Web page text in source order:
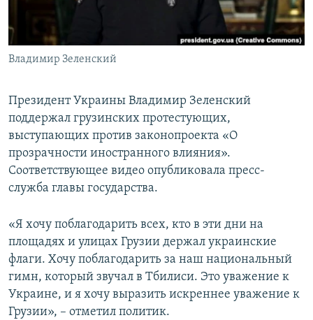
КРЫМ.НЕПОКОРЕННЫЙ
ELIFBE
Все сайты RFE/RL
Владимир Зеленский
Президент Украины Владимир Зеленский
поддержал грузинских протестующих,
выступающих против законопроекта «О
прозрачности иностранного влияния».
Соответствующее видео опубликовала пресс-
служба главы государства.
«Я хочу поблагодарить всех, кто в эти дни на
площадях и улицах Грузии держал украинские
флаги. Хочу поблагодарить за наш национальный
гимн, который звучал в Тбилиси. Это уважение к
Украине, и я хочу выразить искреннее уважение к
Грузии», – отметил политик.